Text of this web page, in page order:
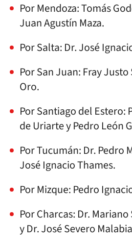
Por Mendoza: Tomás
Juan Agustín Maza.
Por Salta: Dr. José
Por San Juan: Fray
Oro.
Por Santiago del Estero:
de Uriarte y Pedro León
Por Tucumán: Dr. Pedro
José Ignacio Thames.
Por Mizque: Pedro
Por Charcas: Dr.
y Dr. José Severo